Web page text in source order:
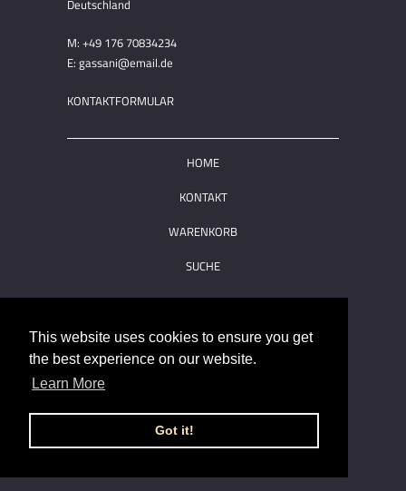
This website uses cookies to ensure you get
the best experience on our website.
Learn More
Got it!
Deutschland
M: +49 176 70834234
E: gassani@email.de
KONTAKTFORMULAR
HOME
KONTAKT
WARENKORB
SUCHE